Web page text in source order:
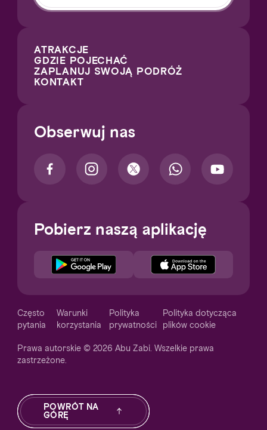
ATRAKCJE
GDZIE POJECHAĆ
ZAPLANUJ SWOJĄ PODRÓŻ
KONTAKT
Obserwuj nas
Pobierz naszą aplikację
Często
pytania
Warunki
korzystania
Polityka
prywatności
Polityka dotycząca
plików cookie
Prawa autorskie © 2026 Abu Zabi. Wszelkie prawa
zastrzeżone.
POWRÓT NA
GÓRĘ
Your Privacy Choices
Notice at collection